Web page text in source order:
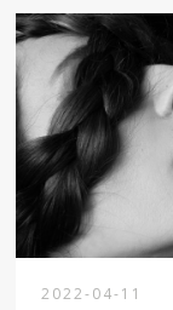
2022-04-11